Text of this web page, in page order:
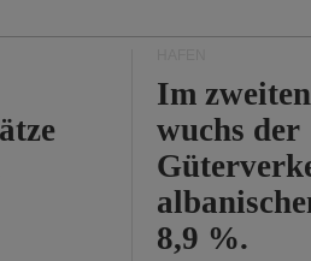
Im
wuchs der
8,9 %.